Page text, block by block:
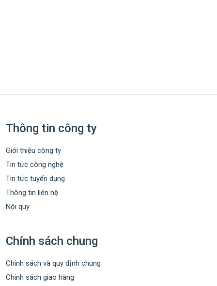
Thông tin công ty
Giới thiệu công ty
Tin tức công nghệ
Tin tức tuyển dụng
Thông tin liên hệ
Nội quy
Chính sách chung
Chính sách và quy định chung
Chính sách giao hàng